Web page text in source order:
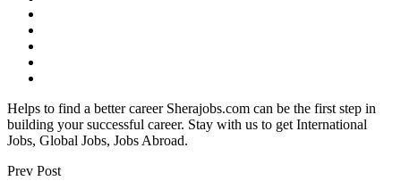
Helps to find a better career Sherajobs.com can be the first step in
building your successful career. Stay with us to get International
Jobs, Global Jobs, Jobs Abroad.
Prev Post